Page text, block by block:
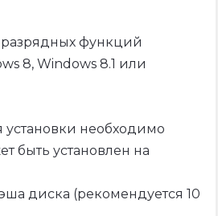
функций
8, Windows 8.1 или
установки необходимо
быть установлен на
диска (рекомендуется 10